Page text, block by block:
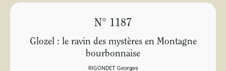
N° 1187
Glozel : le ravin des mystères en Montagne
bourbonnaise
RIGONDET Georges